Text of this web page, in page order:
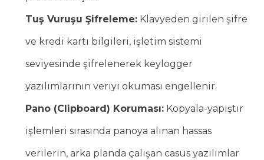
Tuş Vuruşu Şifreleme: Klavyeden girilen şifre
ve kredi kartı bilgileri, işletim sistemi
seviyesinde şifrelenerek keylogger
yazılımlarının veriyi okuması engellenir.
Pano (Clipboard) Koruması: Kopyala-yapıştır
işlemleri sırasında panoya alınan hassas
verilerin, arka planda çalışan casus yazılımlar